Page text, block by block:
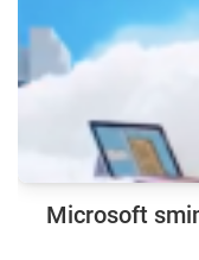
Microsoft